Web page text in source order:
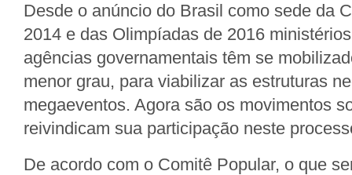
Desde o anúncio do Brasil como sede da
2014 e das Olimpíadas de 2016
agências governamentais têm se
menor grau, para viabilizar as estruturas
megaeventos. Agora são os movimentos
reivindicam sua participação neste
De acordo com o Comitê Popular, o que